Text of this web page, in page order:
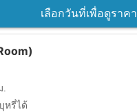
เลือกวันที่เพื่อดูราคา
.
หรี่ได้